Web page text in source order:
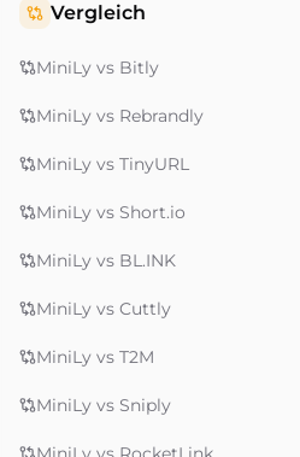
Vergleich
MiniLy vs Bitly
MiniLy vs Rebrandly
MiniLy vs TinyURL
MiniLy vs Short.io
MiniLy vs BL.INK
MiniLy vs Cuttly
MiniLy vs T2M
MiniLy vs Sniply